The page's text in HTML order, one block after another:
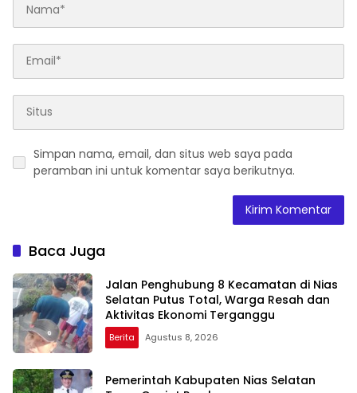
Simpan nama, email, dan situs web saya pada
peramban ini untuk komentar saya berikutnya.
Baca Juga
Jalan Penghubung 8 Kecamatan di Nias
Selatan Putus Total, Warga Resah dan
Aktivitas Ekonomi Terganggu
Berita Agustus 8, 2026
Pemerintah Kabupaten Nias Selatan